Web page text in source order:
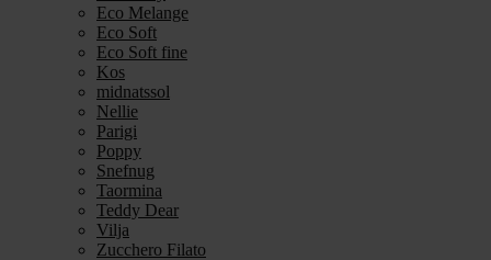
Eco Melange
Eco Soft
Eco Soft fine
Kos
midnatssol
Nellie
Parigi
Poppy
Snefnug
Taormina
Teddy Dear
Vilja
Zucchero Filato